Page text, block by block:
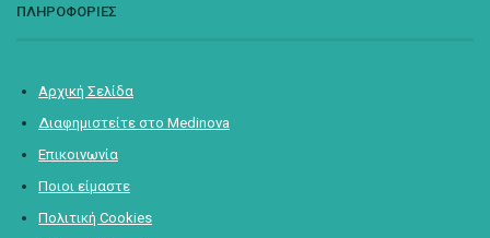
ΠΛΗΡΟΦΟΡΙΕΣ
Αρχική Σελίδα
Διαφημιστείτε στο Medinova
Επικοινωνία
Ποιοι είμαστε
Πολιτική Cookies